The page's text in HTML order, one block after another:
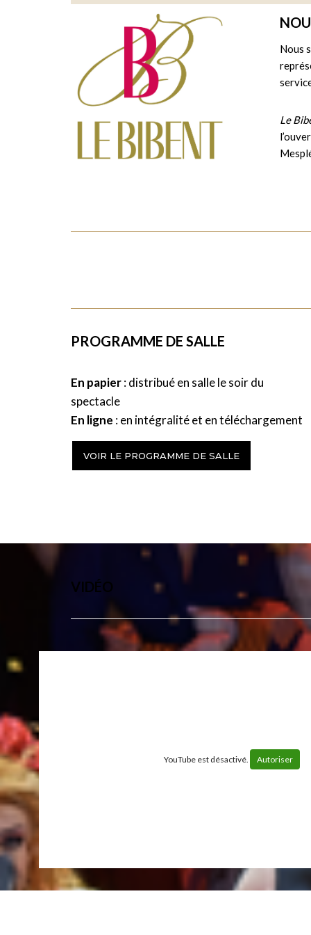
L’Opinion publique
Adriana Bignagni Lesca
John Styx
Rodolphe Briand
Diane
Anaïs Constans
Kamil Ben Hsain Lachiri
Lucile Verbizier
Orchestre national du Capitole
Chœur etMaîtrise de l’Opéra national du
Avec la participation d’élèves des classes
Nous
Le
PROGRAMME DE SALLE
En papier: distribué en salle le soir du
spectacle
En ligne : en intégralité et en téléchargement
VOIR LE PROGRAMME DE SALLE
VIDÉO
YouTube est désactivé. Autoriser